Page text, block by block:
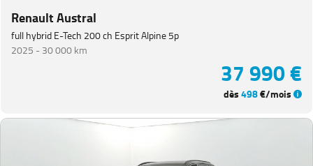
Renault Austral
full hybrid E-Tech 200 ch Esprit Alpine 5p
2025 -30 000 km
37 990 €
dès498€/mois